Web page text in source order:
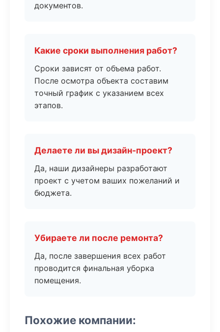
документов.
Какие сроки выполнения работ?
Сроки зависят от объема работ.
После осмотра объекта составим
точный график с указанием всех
этапов.
Делаете ли вы дизайн-проект?
Да, наши дизайнеры разработают
проект с учетом ваших пожеланий и
бюджета.
Убираете ли после ремонта?
Да, после завершения всех работ
проводится финальная уборка
помещения.
Похожие компании: